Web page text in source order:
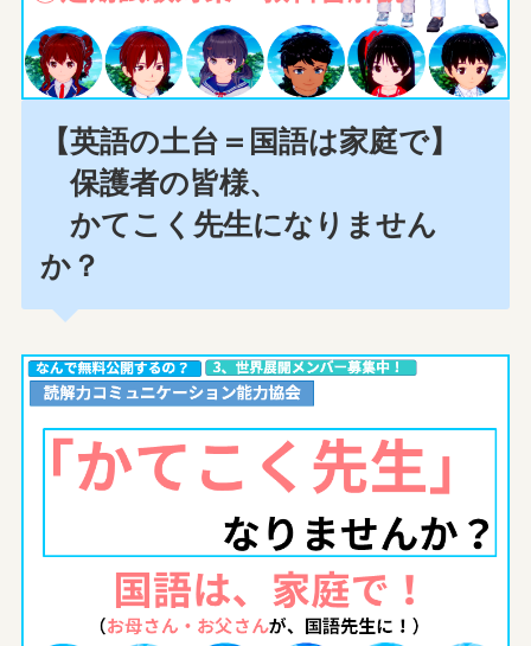
【英語の土台＝国語は家庭で】
保護者の皆様、
かてこく先生になりません
か？